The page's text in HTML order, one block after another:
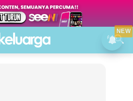
NEW